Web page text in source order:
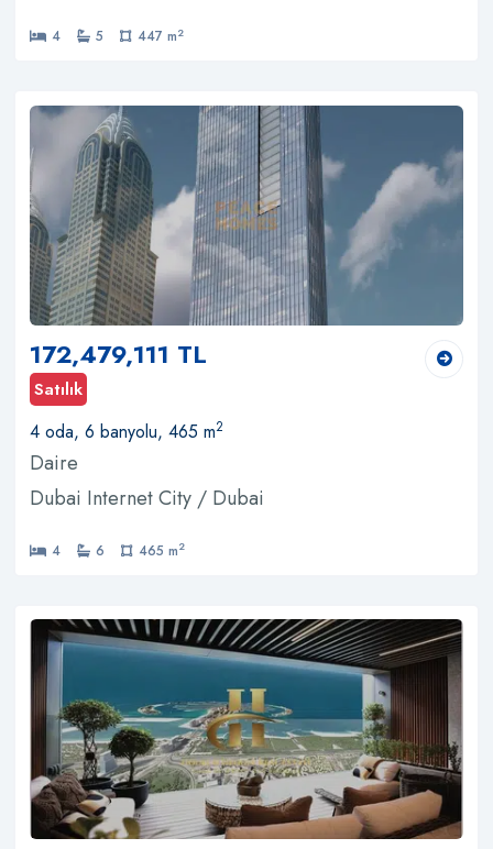
4 5 447 m2
172,479,111 TL
Satılık
4 oda, 6 banyolu, 465 m2
Daire
Dubai Internet City / Dubai
4 6 465 m2